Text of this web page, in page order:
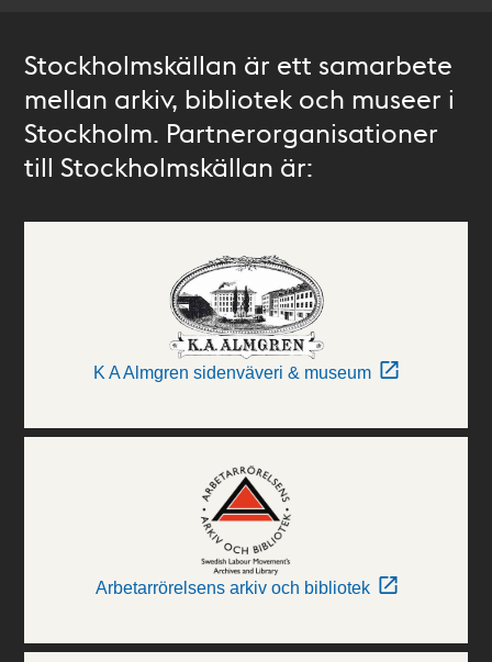
Stockholmskällan är ett samarbete
mellan arkiv, bibliotek och museer i
Stockholm. Partnerorganisationer
till Stockholmskällan är:
K A Almgren sidenväveri & museum
Arbetarrörelsens arkiv och bibliotek